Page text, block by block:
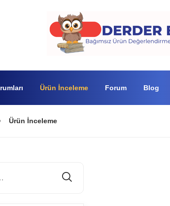
Ürün İnceleme Forum Blog
Ürün İnceleme